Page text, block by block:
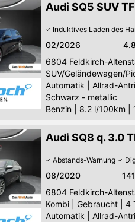
Audi SQ5 SUV
Induktives Laden des
02/2026
6804 Feldkirch-
SUV/Geländewagen/
Automatik
Allrad-
Schwarz - metallic
Benzin
8.2 l/100km
Audi SQ8 q. 3.0
Abstands-Warnung
08/2020
6804 Feldkirch-
Kombi
Gebraucht
4
Automatik
Allrad-